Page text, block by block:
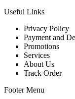
Useful Links
Privacy Policy
Payment and
Promotions
Services
About Us
Track Order
Footer Menu